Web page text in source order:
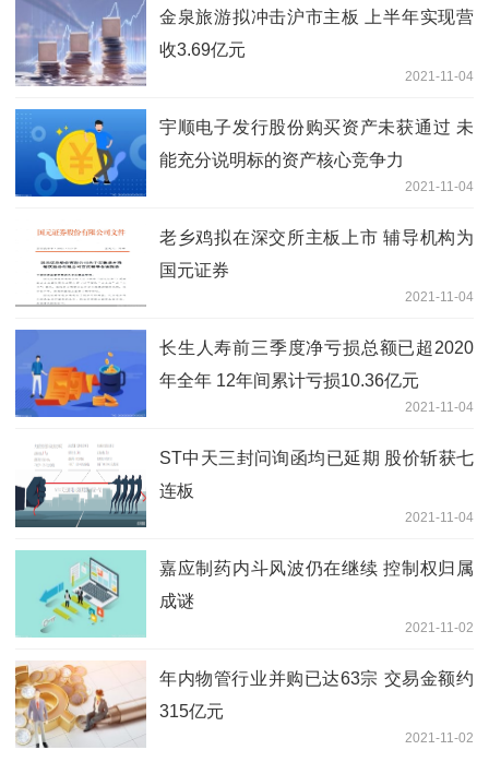
金泉旅游拟冲击沪市主板 上半年实现营
收3.69亿元
2021-11-04
宇顺电子发行股份购买资产未获通过 未
能充分说明标的资产核心竞争力
2021-11-04
老乡鸡拟在深交所主板上市 辅导机构为
国元证券
2021-11-04
长生人寿前三季度净亏损总额已超2020
年全年 12年间累计亏损10.36亿元
2021-11-04
ST中天三封问询函均已延期 股价斩获七
连板
2021-11-04
嘉应制药内斗风波仍在继续 控制权归属
成谜
2021-11-02
年内物管行业并购已达63宗 交易金额约
315亿元
2021-11-02